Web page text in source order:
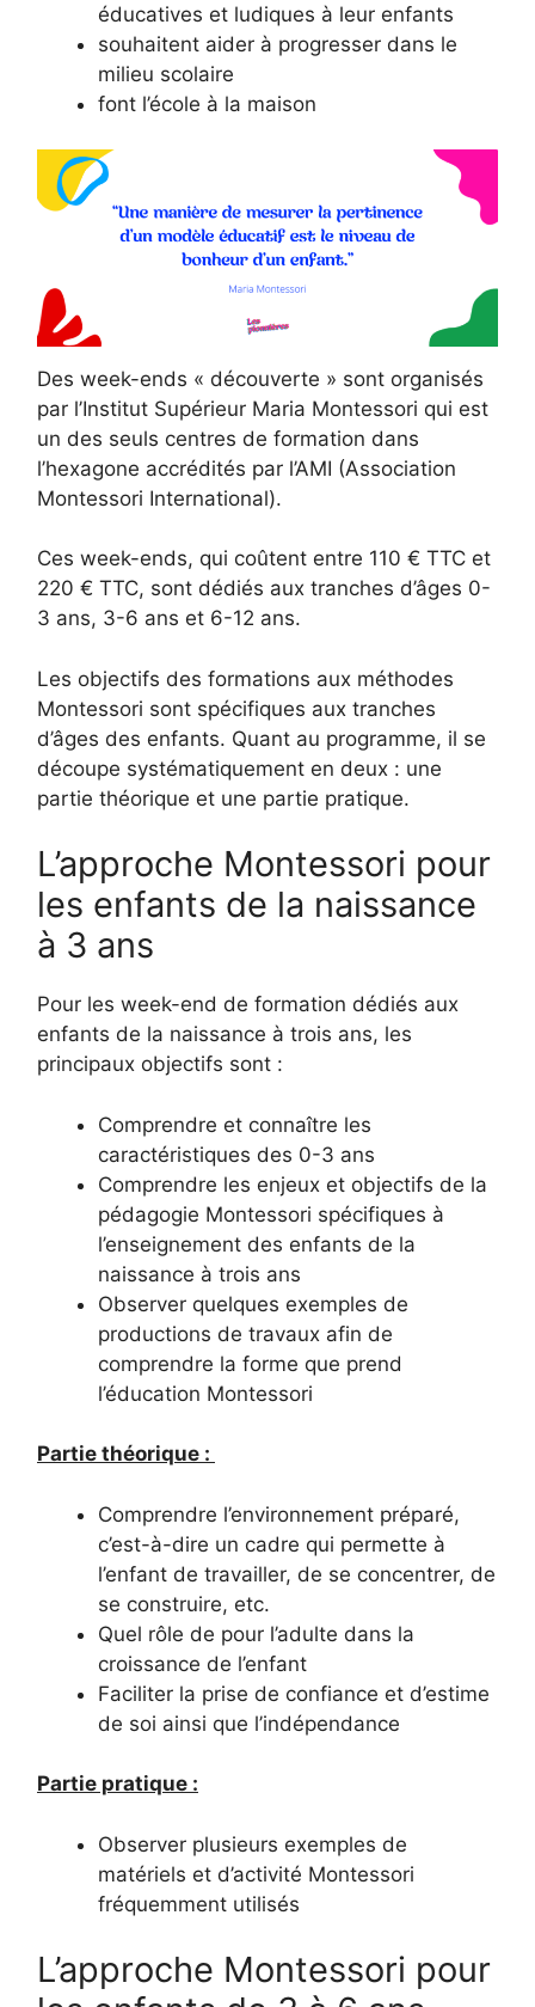
éducatives et ludiques à leur enfants
souhaitent aider à progresser dans le
milieu scolaire
font l’école à la maison
Des week-ends « découverte » sont organisés
par l’Institut Supérieur Maria Montessori qui est
un des seuls centres de formation dans
l’hexagone accrédités par l’AMI (Association
Montessori International).
Ces week-ends, qui coûtent entre 110 € TTC et
220 € TTC, sont dédiés aux tranches d’âges 0-
3 ans, 3-6 ans et 6-12 ans.
Les objectifs des formations aux méthodes
Montessori sont spécifiques aux tranches
d’âges des enfants. Quant au programme, il se
découpe systématiquement en deux : une
partie théorique et une partie pratique.
L’approche Montessori pour
les enfants de la naissance
à 3 ans
Pour les week-end de formation dédiés aux
enfants de la naissance à trois ans, les
principaux objectifs sont :
Comprendre et connaître les
caractéristiques des 0-3 ans
Comprendre les enjeux et objectifs de la
pédagogie Montessori spécifiques à
l’enseignement des enfants de la
naissance à trois ans
Observer quelques exemples de
productions de travaux afin de
comprendre la forme que prend
l’éducation Montessori
Partie théorique :
Comprendre l’environnement préparé,
c’est-à-dire un cadre qui permette à
l’enfant de travailler, de se concentrer, de
se construire, etc.
Quel rôle de pour l’adulte dans la
croissance de l’enfant
Faciliter la prise de confiance et d’estime
de soi ainsi que l’indépendance
Partie pratique :
Observer plusieurs exemples de
matériels et d’activité Montessori
fréquemment utilisés
L’approche Montessori pour